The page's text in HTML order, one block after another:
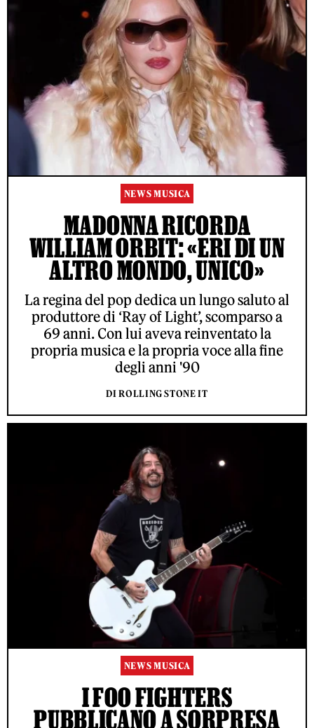
NEWS MUSICA
MADONNA RICORDA
WILLIAM ORBIT: «ERI DI UN
ALTRO MONDO, UNICO»
La regina del pop dedica un lungo saluto al
produttore di ‘Ray of Light’, scomparso a
69 anni. Con lui aveva reinventato la
propria musica e la propria voce alla fine
degli anni '90
DI ROLLING STONE IT
NEWS MUSICA
I FOO FIGHTERS
PUBBLICANO A SORPRESA